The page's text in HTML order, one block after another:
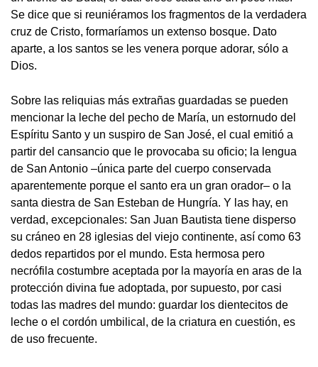
Se dice que si reuniéramos los fragmentos de la verdadera
cruz de Cristo, formaríamos un extenso bosque. Dato
aparte, a los santos se les venera porque adorar, sólo a
Dios.
Sobre las reliquias más extrañas guardadas se pueden
mencionar la leche del pecho de María, un estornudo del
Espíritu Santo y un suspiro de San José, el cual emitió a
partir del cansancio que le provocaba su oficio; la lengua
de San Antonio –única parte del cuerpo conservada
aparentemente porque el santo era un gran orador– o la
santa diestra de San Esteban de Hungría. Y las hay, en
verdad, excepcionales: San Juan Bautista tiene disperso
su cráneo en 28 iglesias del viejo continente, así como 63
dedos repartidos por el mundo. Esta hermosa pero
necrófila costumbre aceptada por la mayoría en aras de la
protección divina fue adoptada, por supuesto, por casi
todas las madres del mundo: guardar los dientecitos de
leche o el cordón umbilical, de la criatura en cuestión, es
de uso frecuente.